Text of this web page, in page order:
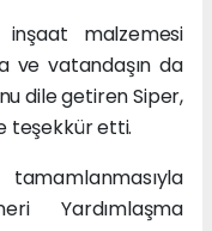
inşaat malzemesi
ve vatandaşın da
dile getiren Siper,
teşekkür etti.
Yardımlaşma